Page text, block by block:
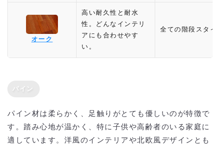
オーク
高い耐久性と耐水
性。どんなインテリ
アにも合わせやす
い。
全ての階段スタイ
パイン
パイン材は柔らかく、足触りがとても優しいのが特徴で
す。踏み心地が温かく、特に子供や高齢者のいる家庭に
適しています。洋風のインテリアや北欧風デザインとも